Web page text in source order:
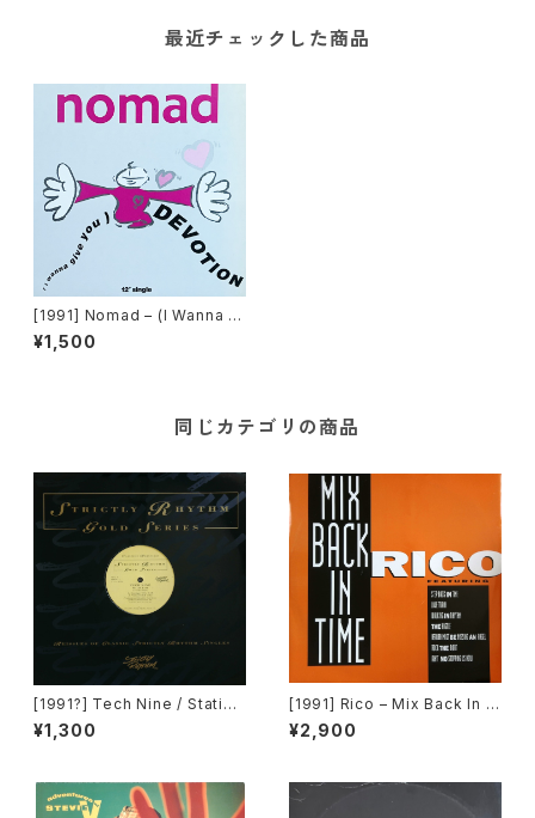
最近チェックした商品
[1991] Nomad – (I Wanna Gi
ve You) Devotion [Capitol
Records]
¥1,500
同じカテゴリの商品
[1991?] Tech Nine / Static –
Slam Jam / Dream It [Strict
ly Rhythm]
¥1,300
[1991] Rico – Mix Back In T
ime / What! [SMP]
¥2,900